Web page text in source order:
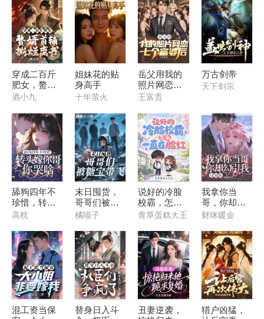
穿成二百斤
肥女，赘婿
首辅撕烂离
酒小九
姐妹花的贴
身高手
十年萤火
岳父用我的
照片网恋七
个富婆后
王富贵
万古剑帝
天下剑宗
舔狗四年不
珍惜，转头
嫁你哥你哭
高枕
末日囤货，
哥哥们被糖
宝带飞
橘喵子
说好的冷脸
校霸，怎么
一直在脸红
青草蛋糕大王
我拿你当
哥，你却勾
引我，这对
财咪暖金
混工资当保
替身日入斗
丑妻逆袭，
猎户凶猛，